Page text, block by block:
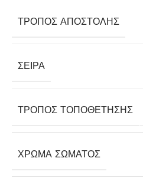
ΤΡΌΠΟΣ ΑΠΟΣΤΟΛΉΣ
ΣΕΙΡΆ
ΤΡΌΠΟΣ ΤΟΠΟΘΈΤΗΣΗΣ
ΧΡΏΜΑ ΣΏΜΑΤΟΣ